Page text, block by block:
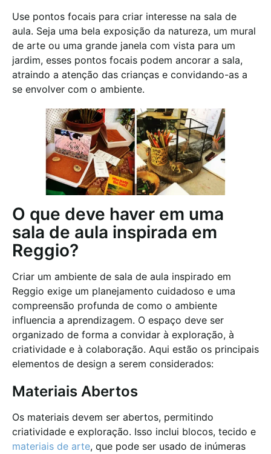
Use pontos focais para criar interesse na sala de
aula. Seja uma bela exposição da natureza, um mural
de arte ou uma grande janela com vista para um
jardim, esses pontos focais podem ancorar a sala,
atraindo a atenção das crianças e convidando-as a
se envolver com o ambiente.
O que deve haver em uma
sala de aula inspirada em
Reggio?
Criar um ambiente de sala de aula inspirado em
Reggio exige um planejamento cuidadoso e uma
compreensão profunda de como o ambiente
influencia a aprendizagem. O espaço deve ser
organizado de forma a convidar à exploração, à
criatividade e à colaboração. Aqui estão os principais
elementos de design a serem considerados:
Materiais Abertos
Os materiais devem ser abertos, permitindo
criatividade e exploração. Isso inclui blocos, tecido e
materiais de arte, que pode ser usado de inúmeras